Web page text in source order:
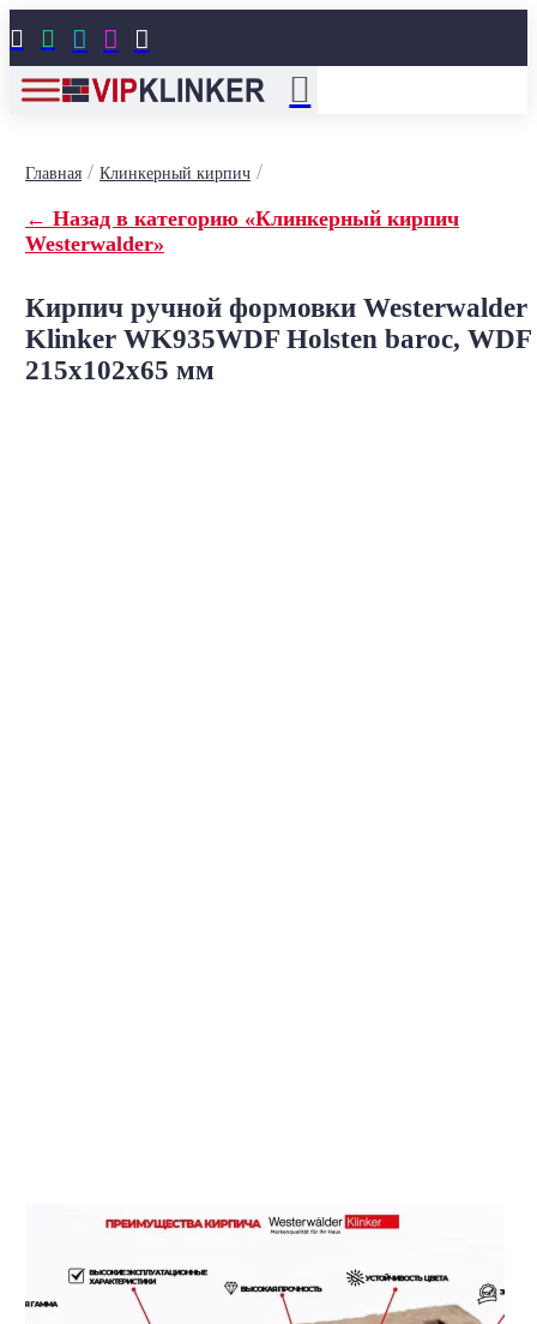
    
Главная/ Клинкерный кирпич/
← Назад в категорию «Клинкерный кирпич
Westerwalder»
Кирпич ручной формовки Westerwalder
Klinker WK935WDF Holsten baroc, WDF
215x102x65 мм